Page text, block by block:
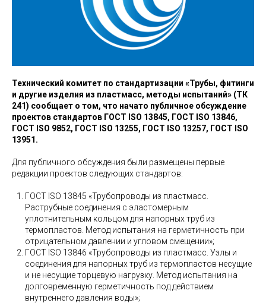
Технический комитет по стандартизации «Трубы, фитинги
и другие изделия из пластмасс, методы испытаний» (ТК
241) сообщает о том, что начато публичное обсуждение
проектов стандартов ГОСТ ISO 13845, ГОСТ ISO 13846,
ГОСТ ISO 9852, ГОСТ ISO 13255, ГОСТ ISO 13257, ГОСТ ISO
13951.
Для публичного обсуждения были размещены первые
редакции проектов следующих стандартов:
ГОСТ ISO 13845 «Трубопроводы из пластмасс.
Раструбные соединения с эластомерным
уплотнительным кольцом для напорных труб из
термопластов. Метод испытания на герметичность при
отрицательном давлении и угловом смещении»;
ГОСТ ISO 13846 «Трубопроводы из пластмасс. Узлы и
соединения для напорных труб из термопластов несущие
и не несущие торцевую нагрузку. Метод испытания на
долговременную герметичность под действием
внутреннего давления воды»;